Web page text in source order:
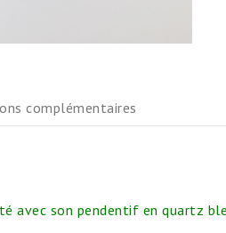
complémentaires
avec son pendentif en quartz